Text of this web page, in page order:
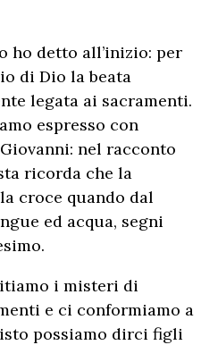
ho detto all’inizio: per
di Dio la beata
legata ai sacramenti.
espresso con
nel racconto
ricorda che la
croce quando dal
ed acqua, segni
i misteri di
e ci conformiamo a
possiamo dirci figli